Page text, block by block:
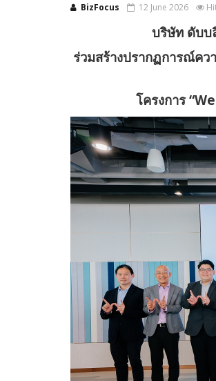
BizFocus 12 June 2026
บริษัท ดับบ
ร่วมสร้างปรากฏการณ์ค
โครงการ